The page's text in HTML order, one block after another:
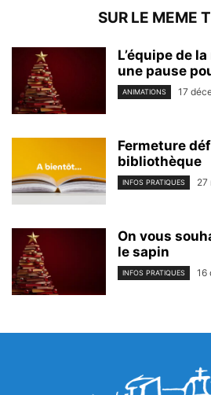
SUR LE MEME
L’équipe de
une pause
ANIMATIONS 17
Fermeture
bibliothèque
INFOS PRATIQUES 27
On vous
le sapin
INFOS PRATIQUES 16